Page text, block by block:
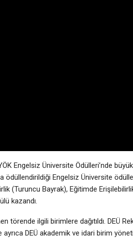
Engelsiz Üniversite Ödülleri’nde
ödüllendirildiği Engelsiz Üniversite
(Turuncu Bayrak), Eğitimde
kazandı.
törende ilgili birimlere dağıtıldı. DEÜ
ayrıca DEÜ akademik ve idari birim